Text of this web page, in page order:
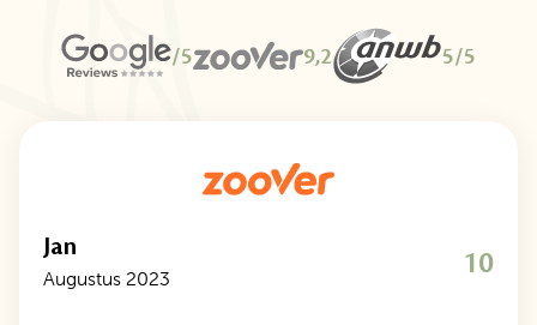
Jan
Augustus 2023 10
/5 9,2 5/5